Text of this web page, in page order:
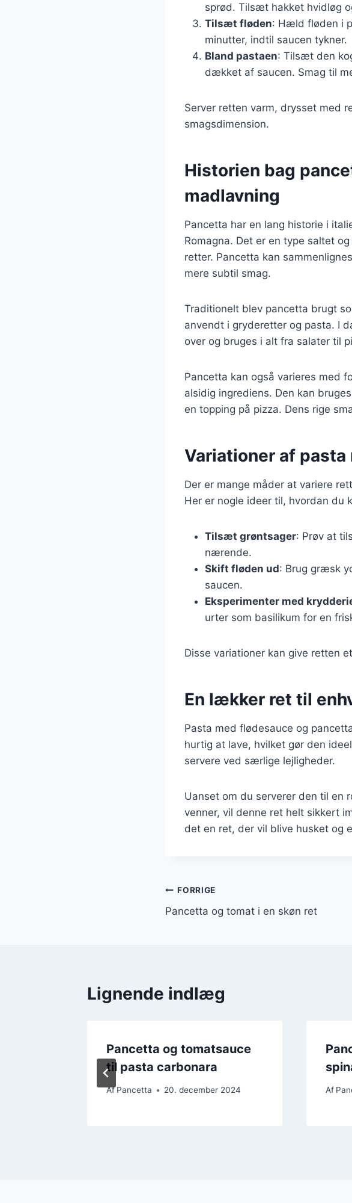
sprød. Tilsæt hakket hvidløg
Tilsæt fløden: Hæld fløden i
minutter, indtil saucen tykner.
Bland pastaen: Tilsæt den
dækket af saucen. Smag til
Server retten varm, drysset med
smagsdimension.
Historien bag
madlavning
Pancetta har en lang historie i
Romagna. Det er en type saltet
retter. Pancetta kan
mere subtil smag.
Traditionelt blev pancetta brugt
anvendt i gryderetter og pasta. I
over og bruges i alt fra salater til
Pancetta kan også varieres med
alsidig ingrediens. Den kan
en topping på pizza. Dens rige
Variationer af
Der er mange måder at variere
Her er nogle ideer til, hvordan du
Tilsæt grøntsager: Prøv at
nærende.
Skift fløden ud: Brug græsk
saucen.
Eksperimenter med
urter som basilikum for en
Disse variationer kan give retten
En lækker ret til
Pasta med flødesauce og
hurtig at lave, hvilket gør den
servere ved særlige lejligheder.
Uanset om du serverer den til en
venner, vil denne ret helt sikkert
det en ret, der vil blive husket og
Indlægsnavigation
FORRIGE
Pancetta og tomat i en skøn ret
Lignende indlæg
Pancetta og tomatsauce
til pasta carbonara
Af Pancetta 20. december 2024 Af